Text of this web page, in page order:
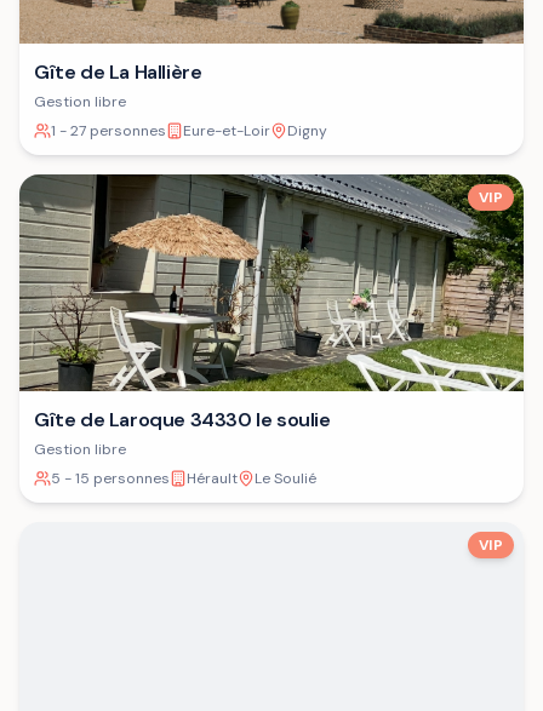
Gîte de La Hallière
Gestion libre
1 - 27 personnes
Eure-et-Loir Digny
VIP
Gîte de Laroque 34330 le soulie
Gestion libre
5 - 15 personnes
Hérault Le Soulié
VIP